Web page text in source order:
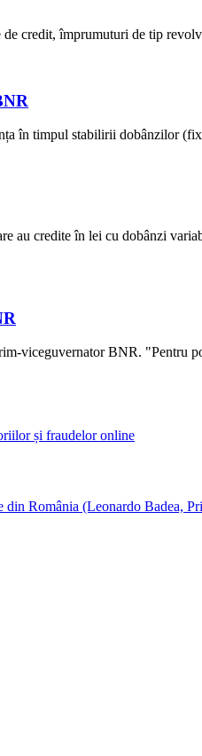
credit, împrumuturi de tip
în timpul stabilirii dobânzilor
au credite în lei cu dobânzi
viceguvernator BNR. "Pentru
și fraudelor online
România (Leonardo Badea,